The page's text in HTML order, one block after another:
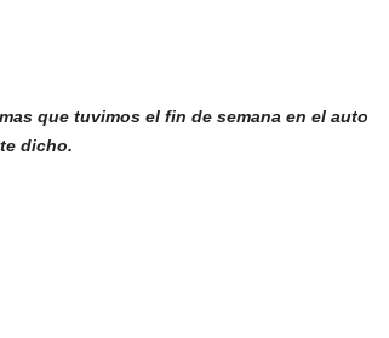
que tuvimos el fin de semana en el auto
dicho.